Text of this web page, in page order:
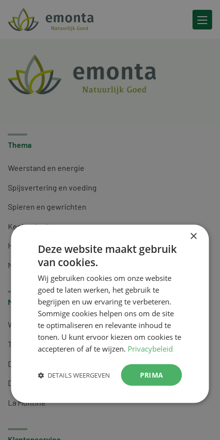
Ga naar de inhoud
Thema
Weerstand en energie
Spijsvertering en voeding
Spieren en gewrichten
Keel en luchtwegen
Huidverzorging
Nachtrust
Merken
Wapiti
Tai-Ginseng
Dermagíq
Draisma
La Montine
×
Deze website maakt gebruik
van cookies.
Wij gebruiken cookies om onze website
goed te laten werken, het gebruik te
begrijpen en uw ervaring te verbeteren.
Sommige cookies helpen ons om de site
te optimaliseren en relevante inhoud te
tonen. U kunt ervoor kiezen om cookies te
accepteren of af te wijzen. Privacybeleid
PRIMA
DETAILS WEERGEVEN